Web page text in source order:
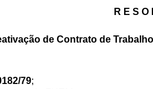
R E S O
de Contrato de
79;